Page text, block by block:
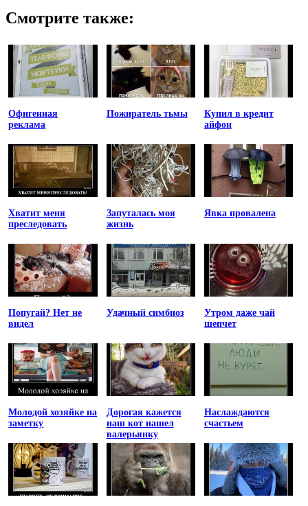
Смотрите также:
Офигенная
реклама
Пожиратель тьмы
Купил в кредит
айфон
Хватит меня
преследовать
Запуталась моя
жизнь
Явка провалена
Попугай? Нет не
видел
Удачный симбиоз
Утром даже чай
шепчет
Молодой хозяйке на
заметку
Дорогая кажется
наш кот нашел
валерьянку
Наслаждаются
счастьем